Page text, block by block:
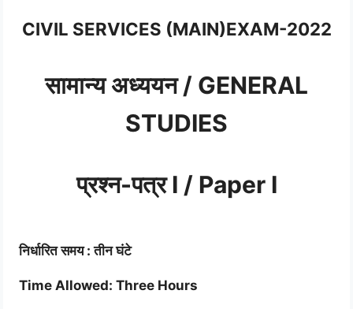
CIVIL SERVICES (MAIN)EXAM-2022
सामान्य अध्ययन / GENERAL
STUDIES
प्रश्न-पत्र I / Paper I
निर्धारित समय : तीन घंटे
Time Allowed: Three Hours